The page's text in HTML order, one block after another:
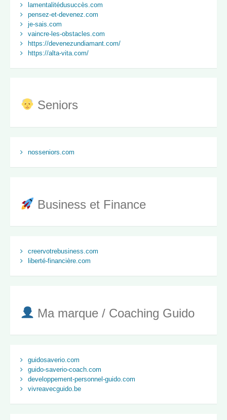
lamentalitédusuccès.com
pensez-et-devenez.com
je-sais.com
vaincre-les-obstacles.com
https://devenezundiamant.com/
https://alta-vita.com/
Seniors
nosseniors.com
Business et Finance
creervotrebusiness.com
liberté-financière.com
Ma marque / Coaching Guido
guidosaverio.com
guido-saverio-coach.com
developpement-personnel-guido.com
vivreavecguido.be